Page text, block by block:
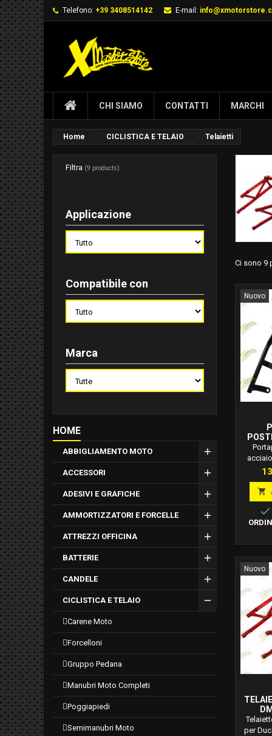
Telefono: +39 3408514142 E-mail:
CHI SIAMO CONTATTI MARCHI
Home CICLISTICA E TELAIO Telaietti
Filtra (9 products)
Applicazione
Compatibile con
Marca
HOME
ABBIGLIAMENTO MOTO
ACCESSORI
ADESIVI E GRAFICHE
AMMORTIZZATORI E FORCELLE
ATTREZZI OFFICINA
BATTERIE
CANDELE
CICLISTICA E TELAIO
carene moto
forcelloni
gruppo pedana
manubri moto completi
poggiapiedi
semimanubri moto
Ci sono 9
Nuovo
da


Nuovo
DAL
per